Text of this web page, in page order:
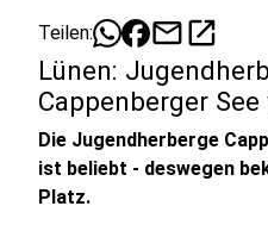
Teilen: mailopen_in_new
Lünen:
Cappenberger
Die Jugendherberge
ist beliebt - deswegen
Platz.